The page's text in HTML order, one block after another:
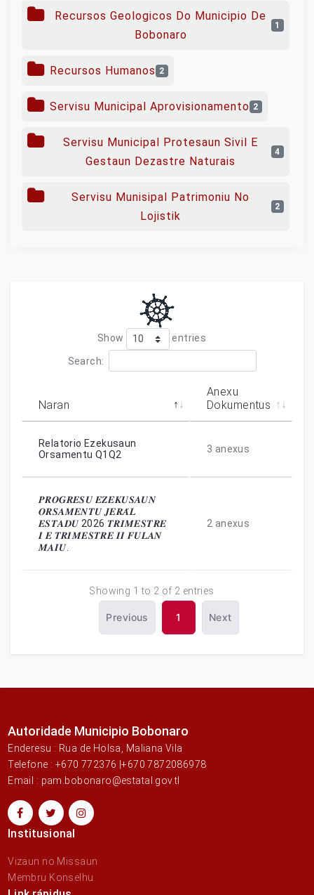
Recursos Geologicos Do Municipio De
Bobonaro
1
Recursos Humanos 2
Servisu Municipal Aprovisionamento 2
Servisu Municipal Protesaun Sivil E
Gestaun Dezastre Naturais
4
Servisu Munisipal Patrimoniu No
Lojistik
2
Show entries
Search:
Naran
Anexu
Dokumentus
Relatorio Ezekusaun
Orsamentu Q1Q2
3 anexus
𝑷𝑹𝑶𝑮𝑹𝑬𝑺𝑼 𝑬𝒁𝑬𝑲𝑼𝑺𝑨𝑼𝑵
𝑶𝑹𝑺𝑨𝑴𝑬𝑵𝑻𝑼 𝑱𝑬𝑹𝑨́𝑳
𝑬𝑺𝑻𝑨𝑫𝑼 2026 𝑻𝑹𝑰𝑴𝑬𝑺𝑻𝑹𝑬
𝑰 𝑬 𝑻𝑹𝑰𝑴𝑬𝑺𝑻𝑹𝑬 𝑰𝑰 𝑭𝑼𝑳𝑨𝑵
𝑴𝑨𝑰𝑼.
2 anexus
Showing 1 to 2 of 2 entries
Previous 1 Next
Autoridade Municipio Bobonaro
Enderesu : Rua de Holsa, Maliana Vila
Telefone : +670 772376 |+670 7872086978
Email : pam.bobonaro@estatal.gov.tl
Institusional
Vizaun no Missaun
Membru Konselhu